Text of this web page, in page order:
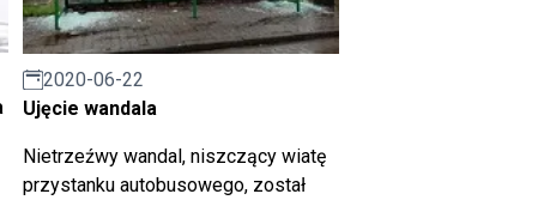
2020-06-22
Ujęcie wandala
Nietrzeźwy wandal, niszczący wiatę
przystanku autobusowego, został